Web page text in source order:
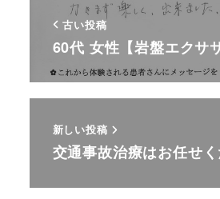
古い投稿
60代 女性【岩盤エクサ
新しい投稿
交通事故治療はお任せ